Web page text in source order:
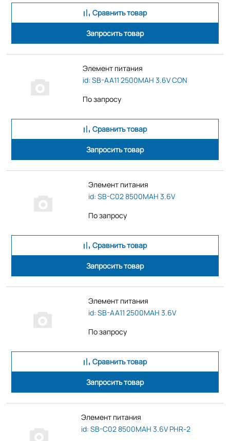
Сравнить товар
Запросить товар
Элемент питания
id: SB-AA11 2500MAH 3.6V CON
По запросу
Сравнить товар
Запросить товар
Элемент питания
id: SB-C02 8500MAH 3.6V
По запросу
Сравнить товар
Запросить товар
Элемент питания
id: SB-AA11 2500MAH 3.6V
По запросу
Сравнить товар
Запросить товар
Элемент питания
id: SB-C02 8500MAH 3.6V PHR-2